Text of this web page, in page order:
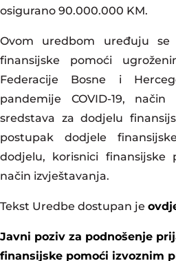
osigurano 90.000.000 KM.
Ovom uredbom uređuju se
finansijske pomoći
Federacije Bosne i
pandemije COVID-19, način
sredstava za dodjelu
postupak dodjele
dodjelu, korisnici
način izvještavanja.
Tekst Uredbe dostupan je
Javni poziv za podnošenje
finansijske pomoći izvoznim